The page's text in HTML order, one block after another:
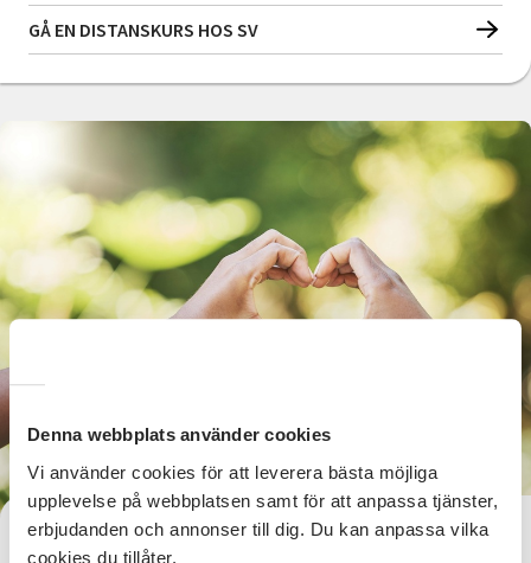
Denna webbplats använder cookies
Vi använder cookies för att leverera bästa möjliga
upplevelse på webbplatsen samt för att anpassa tjänster,
erbjudanden och annonser till dig. Du kan anpassa vilka
cookies du tillåter.
GÅ EN DISTANSKURS HOS SV
Ge bort en kurs i present